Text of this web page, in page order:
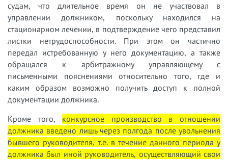
судам, что длительное время он не участвовал в
управлении должником, поскольку находился на
стационарном лечении, в подтверждение чего представил
листки нетрудоспособности. При этом он частично
передал истребованную у него документацию, а также
обращался к арбитражному управляющему с
письменными пояснениями относительно того, где и
каким образом возможно получить доступ к полной
документации должника.
Кроме того, конкурсное производство в отношении
должника введено лишь через полгода после увольнения
бывшего руководителя, т.е. в течение данного периода у
должника был иной руководитель, осуществляющий свои